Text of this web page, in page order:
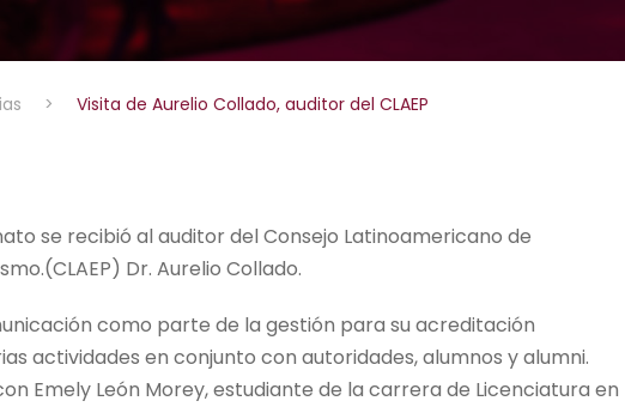
> Visita de Aurelio Collado, auditor del CLAEP
se recibió al auditor del Consejo Latinoamericano de
Dr. Aurelio Collado.
como parte de la gestión para su acreditación
actividades en conjunto con autoridades, alumnos y alumni.
Emely León Morey, estudiante de la carrera de Licenciatura en